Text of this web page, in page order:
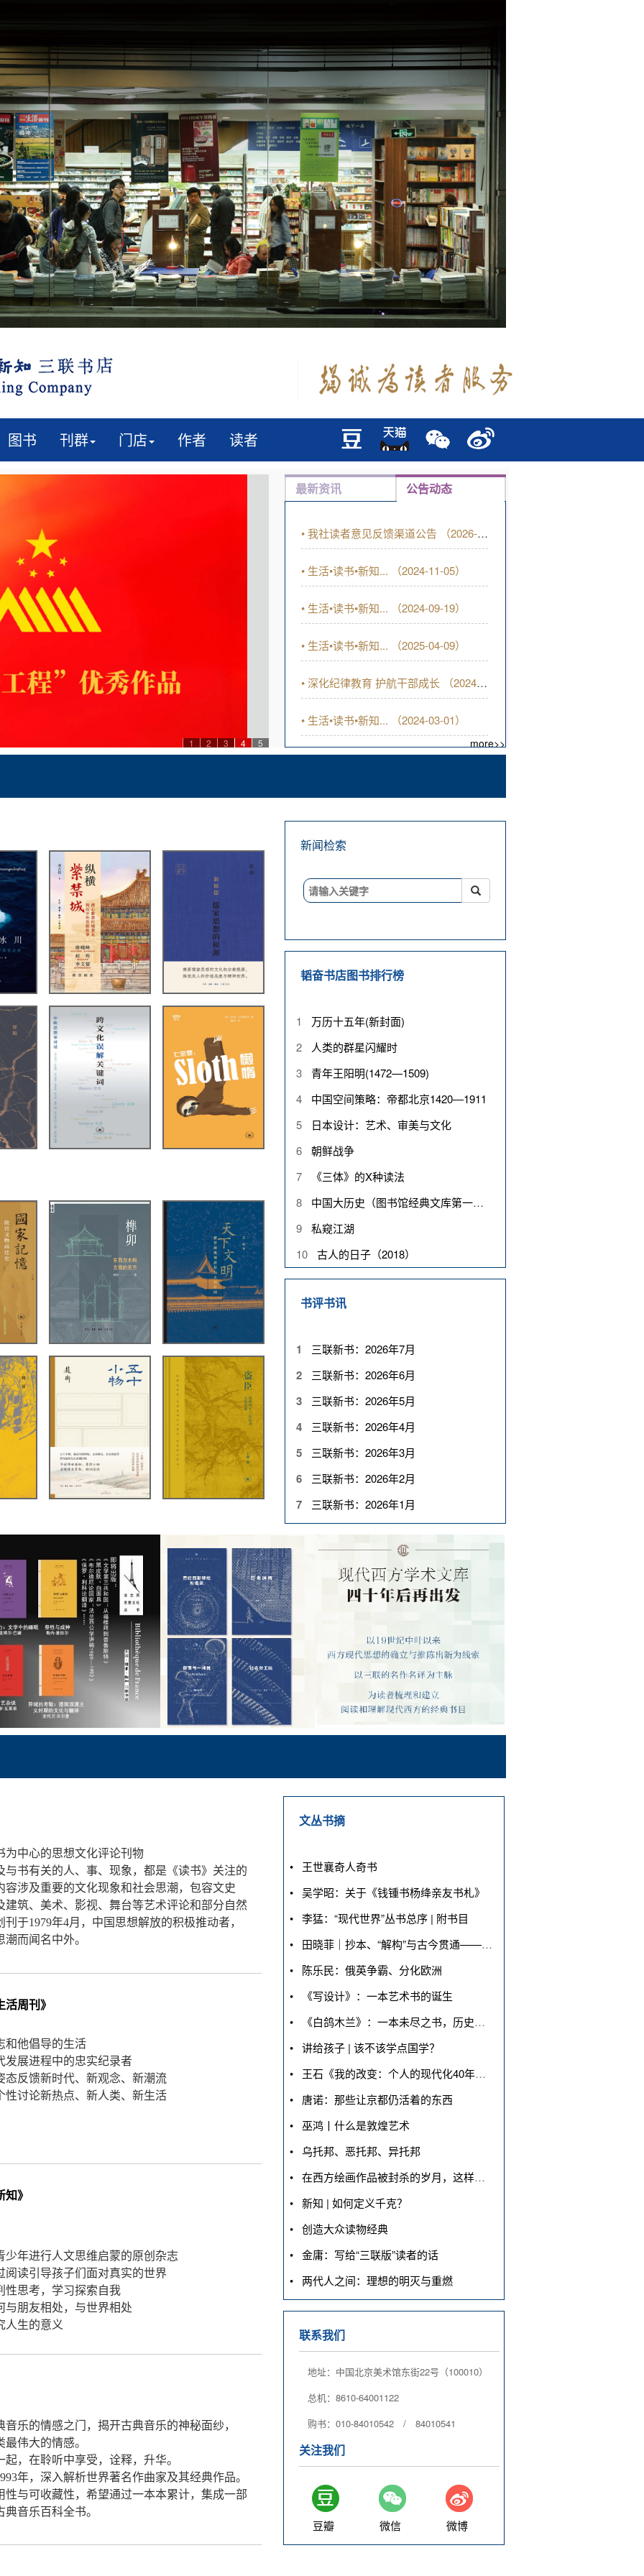
图书 刊群 门店 作者 读者
5
4
3
2
1
最新资讯 公告动态
• 我社读者意见反馈渠道公告 （2026-02-13）
• 生活•读书•新知... （2024-11-05）
• 生活•读书•新知... （2024-09-19）
• 生活•读书•新知... （2025-04-09）
• 深化纪律教育 护航干部成长 （2024-11-14）
• 生活•读书•新知... （2024-03-01）
more>>
新闻检索
韬奋书店图书排行榜
1
万历十五年(新封面)
2
人类的群星闪耀时
3
青年王阳明(1472—1509)
4
中国空间策略：帝都北京1420―1911
5
日本设计：艺术、审美与文化
6
朝鲜战争
7
《三体》的X种读法
8
中国大历史（图书馆经典文库第一辑）
9
私窥江湖
10
古人的日子（2018）
书评书讯
1 三联新书：2026年7月
2 三联新书：2026年6月
3 三联新书：2026年5月
4 三联新书：2026年4月
5 三联新书：2026年3月
6 三联新书：2026年2月
7 三联新书：2026年1月
为中心的思想文化评论刊物
与书有关的人、事、现象，都是《读书》关注的
容涉及重要的文化现象和社会思潮，包容文史
建筑、美术、影视、舞台等艺术评论和部分自然
刊于1979年4月，中国思想解放的积极推动者，
潮而闻名中外。
周刊》
和他倡导的生活
发展进程中的忠实纪录者
态反馈新时代、新观念、新潮流
性讨论新热点、新人类、新生活
》
少年进行人文思维启蒙的原创杂志
阅读引导孩子们面对真实的世界
性思考，学习探索自我
与朋友相处，与世界相处
人生的意义
音乐的情感之门，揭开古典音乐的神秘面纱，
最伟大的情感。
起，在聆听中享受，诠释，升华。
年，深入解析世界著名作曲家及其经典作品。
性与可收藏性，希望通过一本本累计，集成一部
典音乐百科全书。
文丛书摘
• 王世襄奇人奇书
• 吴学昭：关于《钱锺书杨绛亲友书札》
• 李猛：“现代世界”丛书总序 | 附书目
• 田晓菲｜抄本、“解构”与古今贯通——对世...
• 陈乐民：俄英争霸、分化欧洲
• 《写设计》：一本艺术书的诞生
• 《白鸽木兰》：一本未尽之书，历史的长卷还...
• 讲给孩子 | 该不该学点国学？
• 王石《我的改变：个人的现代化40年》序言
• 唐诺：那些让京都仍活着的东西
• 巫鸿丨什么是敦煌艺术
• 乌托邦、恶托邦、异托邦
• 在西方绘画作品被封杀的岁月，这样的插画不...
• 新知 | 如何定义千克？
• 创造大众读物经典
• 金庸：写给“三联版”读者的话
• 两代人之间：理想的明灭与重燃
联系我们
地址：中国北京美术馆东街22号（100010）
总机：8610-64001122
购书：010-84010542 / 84010541
关注我们
豆瓣 微信 微博